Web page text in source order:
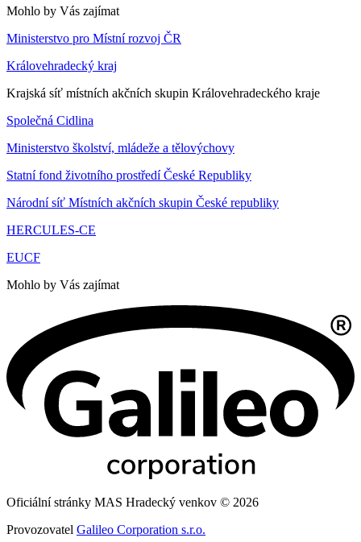
Mohlo by Vás zajímat
Ministerstvo pro Místní rozvoj ČR
Královehradecký kraj
Krajská síť místních akčních skupin Královehradeckého kraje
Společná Cidlina
Ministerstvo školství, mládeže a tělovýchovy
Statní fond životního prostředí České Republiky
Národní síť Místních akčních skupin České republiky
HERCULES-CE
EUCF
Mohlo by Vás zajímat
Oficiální stránky MAS Hradecký venkov © 2026
Provozovatel Galileo Corporation s.r.o.